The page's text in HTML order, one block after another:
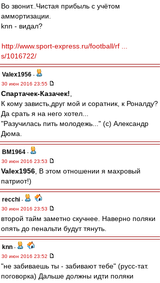
Во звонит..Чистая прибыль с учётом
аммортизации.
knn - видал?
http://www.sport-express.ru/football/rf ...
s/1016722/
Valex1956 -
30 июн 2016 23:55
Спартачек-Казачек!
К кому зависть,друг мой и соратник, к Роналду?
Да срать я на него хотел...
"Разучилась пить молодежь..." (с) Александр
Дюма.
BM1964 -
30 июн 2016 23:53
Valex1956 , В этом отношении я махровый
патриот!)
recchi -
30 июн 2016 23:53
второй тайм заметно скучнее. Наверно поляки
опять до пенальти будут тянуть.
knn -
30 июн 2016 23:52
"не забиваешь ты - забивают тебе" (русс-тат.
поговорка) Дальше должны идти поляки